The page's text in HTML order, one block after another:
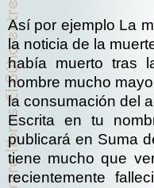
Así por ejemplo La
la noticia de la
había muerto tras
hombre mucho
la consumación del
Escrita en tu
publicará en Suma
tiene mucho que
recientemente